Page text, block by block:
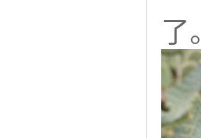
了